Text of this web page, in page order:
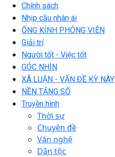
Chính sách
Nhịp cầu nhân ái
ỐNG KÍNH PHÓNG VIÊN
Giải trí
Người tốt - Việc tốt
GÓC NHÌN
XÃ LUẬN - VẤN ĐỀ KỲ NÀY
NỀN TẢNG SỐ
Truyền hình
Thời sự
Chuyên đề
Văn nghệ
Dân tộc